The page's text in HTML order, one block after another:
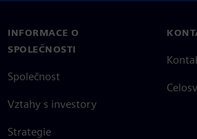
INFORMACE O
SPOLEČNOSTI
Společnost
Vztahy s investory
Strategie